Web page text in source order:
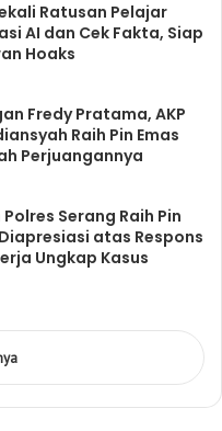
Ratusan Pelajar
AI dan Cek Fakta, Siap
Hoaks
Fredy Pratama, AKP
Raih Pin Emas
Perjuangannya
Serang Raih Pin
atas Respons
Ungkap Kasus